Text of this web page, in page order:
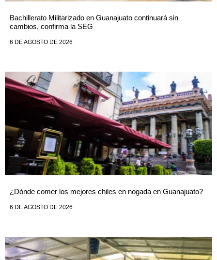
Bachillerato Militarizado en Guanajuato continuará sin
cambios, confirma la SEG
6 DE AGOSTO DE 2026
¿Dónde comer los mejores chiles en nogada en Guanajuato?
6 DE AGOSTO DE 2026